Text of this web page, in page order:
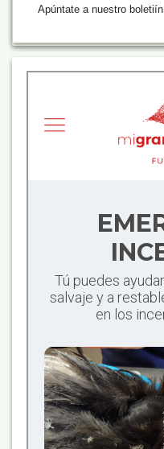
Apúntate a nuestro boletiín